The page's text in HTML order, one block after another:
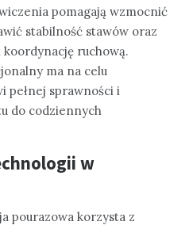
pomagają wzmocnić
stabilność stawów oraz
ruchową.
ma na celu
pełnej sprawności i
do codziennych
w
pourazowa korzysta z